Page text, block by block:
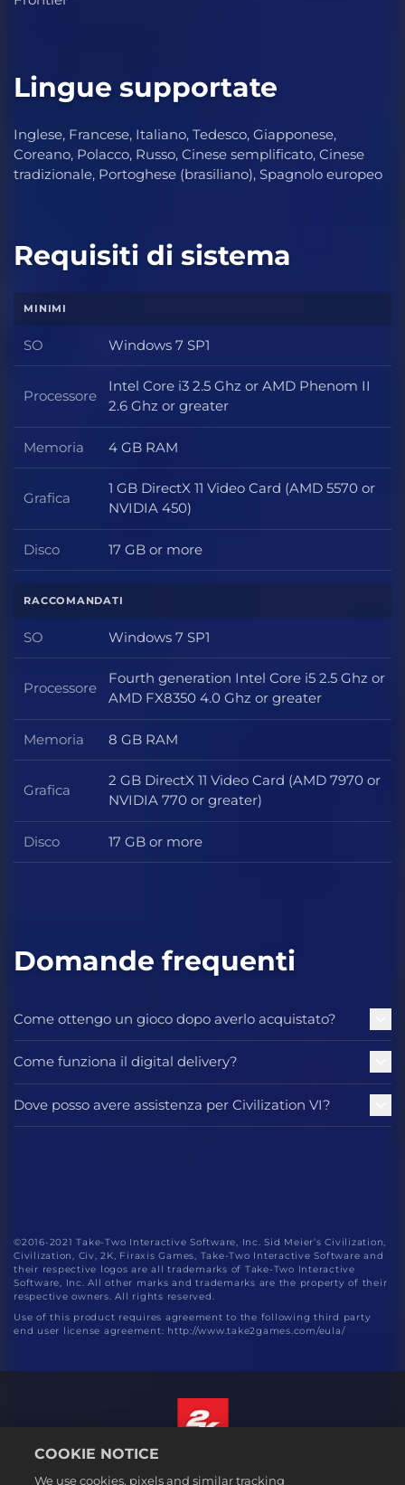
Lingue supportate
Inglese, Francese, Italiano, Tedesco, Giapponese,
Coreano, Polacco, Russo, Cinese semplificato, Cinese
tradizionale, Portoghese (brasiliano), Spagnolo europeo
Requisiti di sistema
MINIMI
SO SO
Windows 7 SP1
Processore Processore
Intel Core i3 2.5 Ghz or AMD Phenom II
2.6 Ghz or greater
Memoria Memoria
4 GB RAM
Grafica Grafica
1 GB DirectX 11 Video Card (AMD 5570 or
NVIDIA 450)
Disco Disco
17 GB or more
RACCOMANDATI
SO SO
Windows 7 SP1
Processore Processore
Fourth generation Intel Core i5 2.5 Ghz or
AMD FX8350 4.0 Ghz or greater
Memoria Memoria
8 GB RAM
Grafica Grafica
2 GB DirectX 11 Video Card (AMD 7970 or
NVIDIA 770 or greater)
Disco Disco
17 GB or more
Domande frequenti
Come ottengo un gioco dopo averlo acquistato?
Come funziona il digital delivery?
Dove posso avere assistenza per Civilization VI?
©2016-2021 Take-Two Interactive Software, Inc. Sid Meier’s Civilization,
Civilization, Civ, 2K, Firaxis Games, Take-Two Interactive Software and
their respective logos are all trademarks of Take-Two Interactive
Software, Inc. All other marks and trademarks are the property of their
respective owners. All rights reserved.
Use of this product requires agreement to the following third party
end user license agreement: http://www.take2games.com/eula/
Italiano
COOKIE NOTICE
We use cookies, pixels and similar tracking